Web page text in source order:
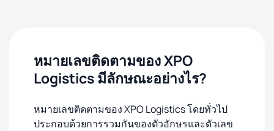
หมายเลขติดตามของ XPO
Logistics มีลักษณะอย่างไร?
หมายเลขติดตามของ XPO Logistics โดยทั่วไป
ประกอบด้วยการรวมกันของตัวอักษรและตัวเลข